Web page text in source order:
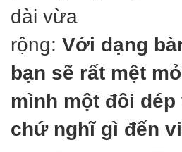
dài vừa
rộng: Với dạng
bạn sẽ rất mệt
mình một đôi dép
chứ nghĩ gì đến